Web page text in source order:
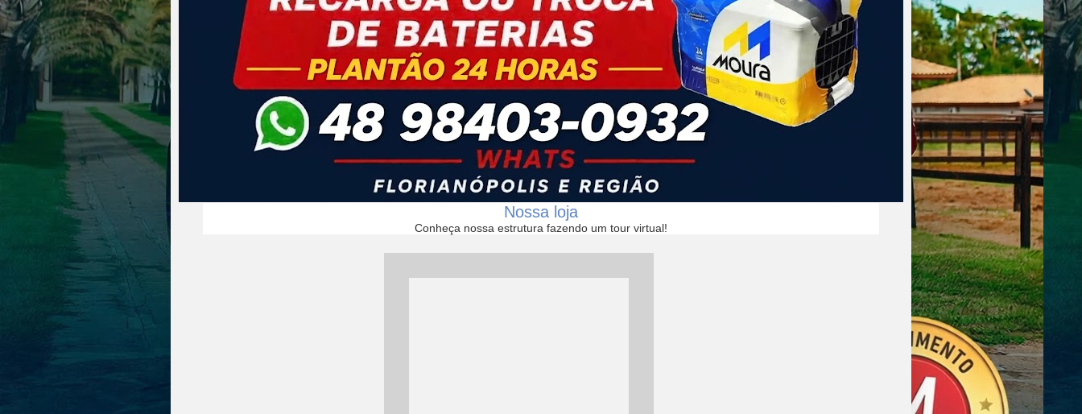
Nossa loja
Conheça nossa estrutura fazendo um tour virtual!